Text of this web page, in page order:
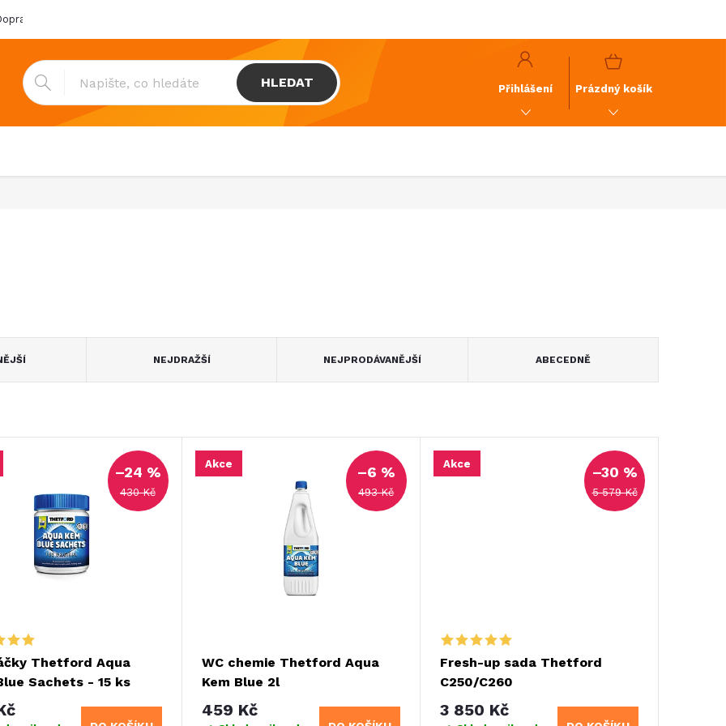
& platba
HLEDAT Přihlášení
NÁKUPNÍ
Prázdný košík
NEJDRAŽŠÍ NEJPRODÁVANĚJŠÍ ABECEDNĚ
430 Kč
–24 %
Thetford Aqua
Sachets - 15 ks
Akce
493 Kč
–6 %
WC chemie Thetford Aqua
Kem Blue 2l
459 Kč
Akce
5 579 Kč
–30 %
Fresh-up sada Thetford
C250/C260
3 850 Kč